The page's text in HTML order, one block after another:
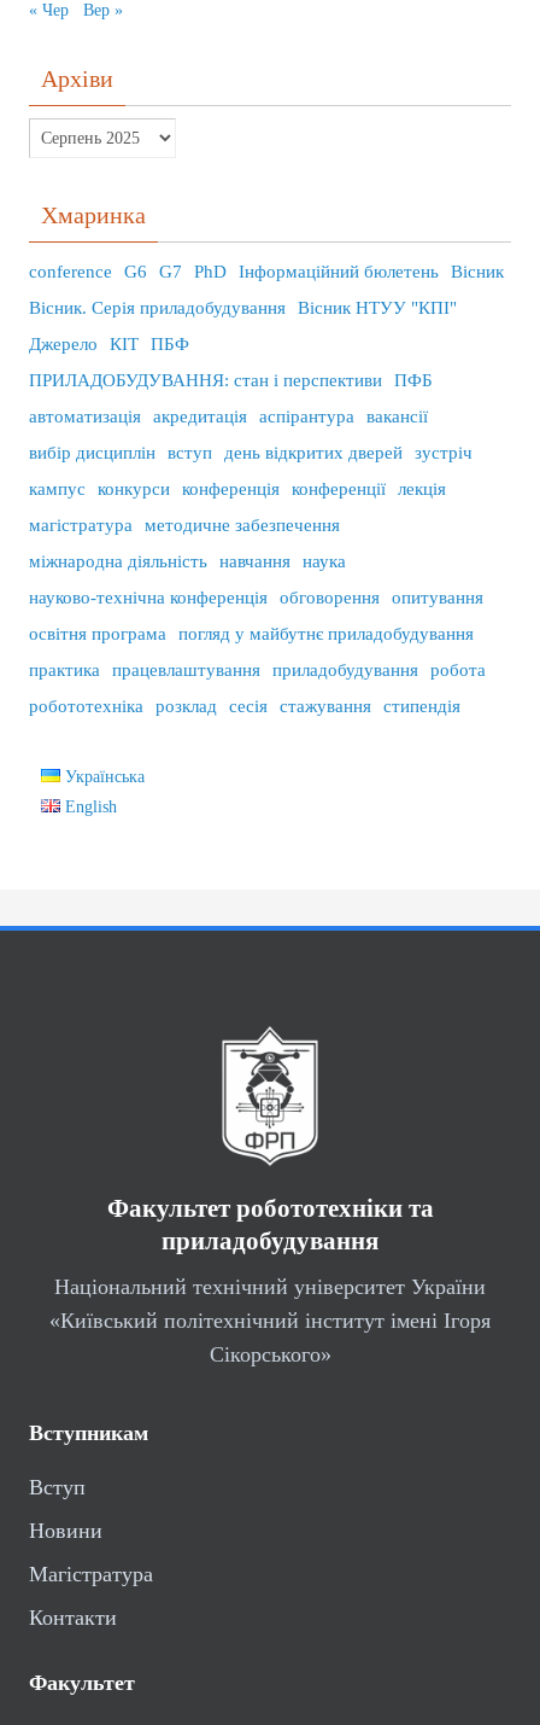
« Чер
Вер »
Архіви
Хмаринка
conference G6 G7 PhD Інформаційний бюлетень
Вісник
Вісник. Серія приладобудування
Вісник НТУУ "КПІ"
Джерело
КІТ
ПБФ
ПРИЛАДОБУДУВАННЯ: стан і перспективи
ПФБ
автоматизація
акредитація аспірантура
вакансії
вибір дисциплін
вступ день відкритих дверей
зустріч
кампус
конкурси конференція конференції
лекція
магістратура
методичне забезпечення
міжнародна діяльність
навчання
наука
науково-технічна конференція
обговорення
опитування
освітня програма
погляд у майбутнє приладобудування
практика
працевлаштування приладобудування
робота
робототехніка
розклад сесія стажування стипендія
Українська
English
Факультет робототехніки та
приладобудування
Національний технічний університет України
«Київський політехнічний інститут імені Ігоря
Сікорського»
Вступникам
Вступ
Новини
Магістратура
Контакти
Факультет